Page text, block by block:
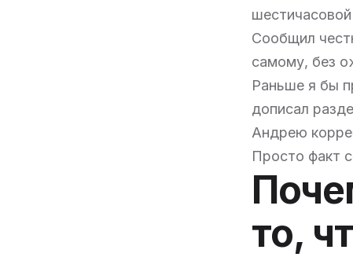
Сообщил
самому, без
Раньше я бы
дописал
Андрею
Просто факт
то,